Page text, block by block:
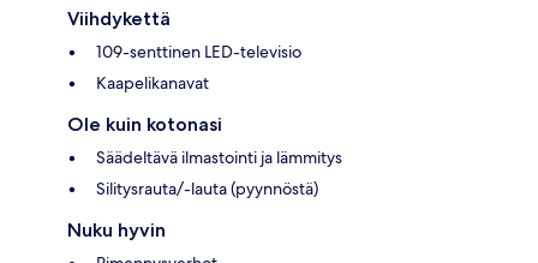
Viihdykettä
109-senttinen LED-televisio
Kaapelikanavat
Ole kuin kotonasi
Säädeltävä ilmastointi ja lämmitys
Silitysrauta/-lauta (pyynnöstä)
Nuku hyvin